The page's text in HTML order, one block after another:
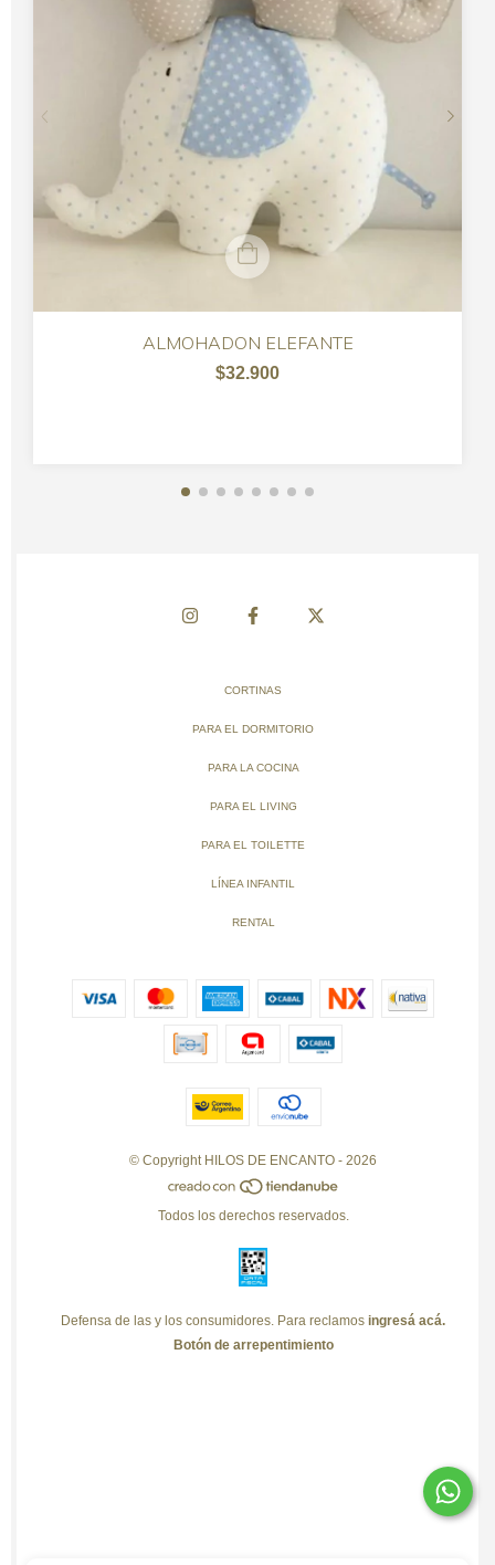
ALMOHADON ELEFANTE
$32.900
CORTINAS
PARA EL DORMITORIO
PARA LA COCINA
PARA EL LIVING
PARA EL TOILETTE
LÍNEA INFANTIL
RENTAL
© Copyright HILOS DE ENCANTO - 2026
Todos los derechos reservados.
Defensa de las y los consumidores. Para reclamos ingresá acá.
Botón de arrepentimiento